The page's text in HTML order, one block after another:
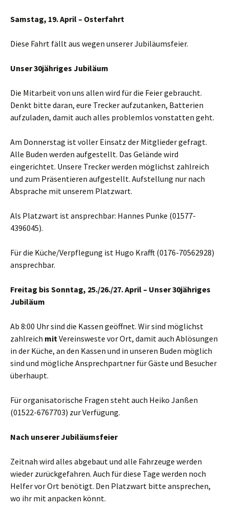
Samstag, 19. April – Osterfahrt
Diese Fahrt fällt aus wegen unserer Jubiläumsfeier.
Unser 30jähriges Jubiläum
Die Mitarbeit von uns allen wird für die Feier gebraucht.
Denkt bitte daran, eure Trecker aufzutanken, Batterien
aufzuladen, damit auch alles problemlos vonstatten geht.
Am Donnerstag ist voller Einsatz der Mitglieder gefragt.
Alle Buden werden aufgestellt. Das Gelände wird
eingerichtet. Unsere Trecker werden möglichst zahlreich
und zum Präsentieren aufgestellt. Aufstellung nur nach
Absprache mit unserem Platzwart.
Als Platzwart ist ansprechbar: Hannes Punke (01577-
4396045).
Für die Küche/Verpflegung ist Hugo Krafft (0176-70562928)
ansprechbar.
Freitag bis Sonntag, 25./26./27. April – Unser 30jähriges
Jubiläum
Ab 8:00 Uhr sind die Kassen geöffnet. Wir sind möglichst
zahlreich mit Vereinsweste vor Ort, damit auch Ablösungen
in der Küche, an den Kassen und in unseren Buden möglich
sind und mögliche Ansprechpartner für Gäste und Besucher
überhaupt.
Für organisatorische Fragen steht auch Heiko Janßen
(01522-6767703) zur Verfügung.
Nach unserer Jubiläumsfeier
Zeitnah wird alles abgebaut und alle Fahrzeuge werden
wieder zurückgefahren. Auch für diese Tage werden noch
Helfer vor Ort benötigt. Den Platzwart bitte ansprechen,
wo ihr mit anpacken könnt.